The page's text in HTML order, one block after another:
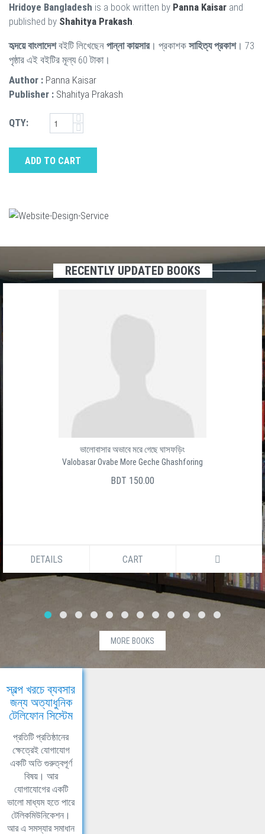
Hridoye Bangladesh is a book written by Panna Kaisar and
published by Shahitya Prakash
হৃদয়ে বাংলাদেশবইটি লিখেছেন পান্না কায়সার। প্রকাশক সাহিত্য প্রকাশ। 73
পৃষ্ঠার এই বইটির মূল্য 60 টাকা।
Author : Panna Kaisar
Publisher : Shahitya Prakash
QTY:
ADD TO CART
RECENTLY UPDATED BOOKS
ভালোবাসার অভাবে মরে গেছে ঘাসফড়িং
Valobasar Ovabe More Geche Ghashforing
BDT 150.00
DETAILS CART
MORE BOOKS
স্বল্প খরচে ব্যবসার
জন্য অত্যাধুনিক
টেলিফোন সিস্টেম
প্রতিটি প্রতিষ্ঠানের
ক্ষেত্রেই যোগাযোগ
একটি অতি গুরুত্বপূর্ণ
বিষয়। আর
যোগাযোগের একটি
ভালো মাধ্যম হতে পারে
টেলিকমিউনিকেশন।
আর এ সমস্যার সমাধান